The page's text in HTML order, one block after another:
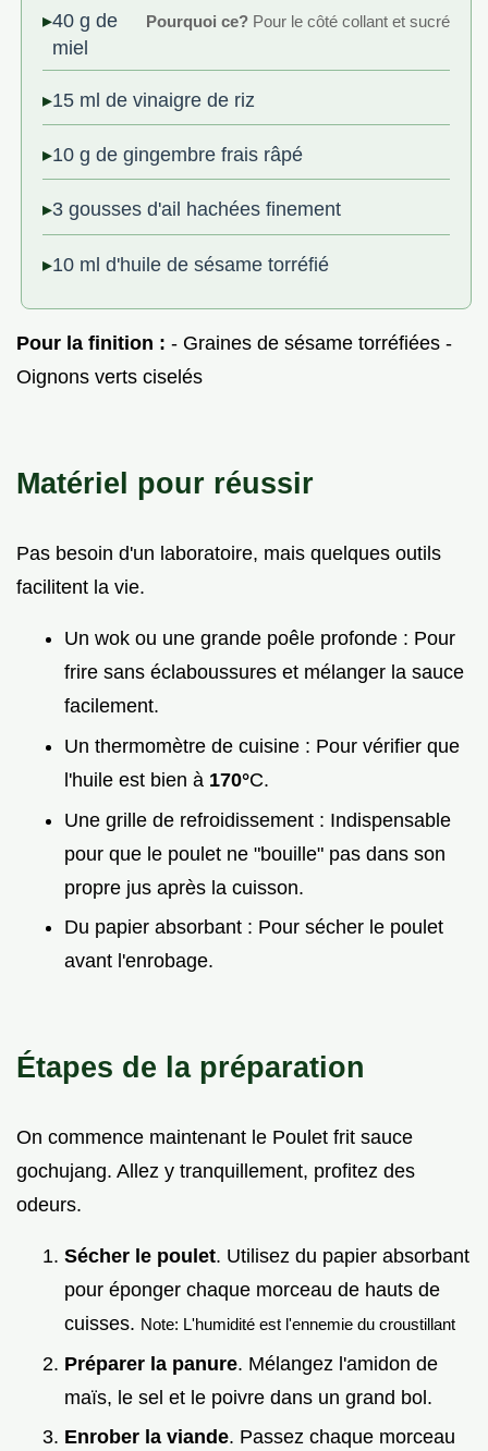
40 g de
miel
Pourquoi ce?Pour le côté collant et sucré
15 ml de vinaigre de riz
10 g de gingembre frais râpé
3 gousses d'ail hachées finement
10 ml d'huile de sésame torréfié
Pour la finition : - Graines de sésame torréfiées -
Oignons verts ciselés
Matériel pour réussir
Pas besoin d'un laboratoire, mais quelques outils
facilitent la vie.
Un wok ou une grande poêle profonde : Pour
frire sans éclaboussures et mélanger la sauce
facilement.
Un thermomètre de cuisine : Pour vérifier que
l'huile est bien à 170°C.
Une grille de refroidissement : Indispensable
pour que le poulet ne "bouille" pas dans son
propre jus après la cuisson.
Du papier absorbant : Pour sécher le poulet
avant l'enrobage.
Étapes de la préparation
On commence maintenant le Poulet frit sauce
gochujang. Allez y tranquillement, profitez des
odeurs.
Sécher le poulet. Utilisez du papier absorbant
pour éponger chaque morceau de hauts de
cuisses. Note: L'humidité est l'ennemie du croustillant
Préparer la panure. Mélangez l'amidon de
maïs, le sel et le poivre dans un grand bol.
Enrober la viande. Passez chaque morceau